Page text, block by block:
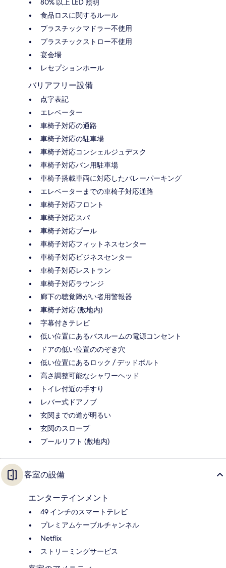
80% 以上 LED 照明
食品ロスに関するルール
プラスチックマドラー不使用
プラスチックストロー不使用
宴会場
レセプションホール
バリアフリー設備
点字表記
エレベーター
車椅子対応の通路
車椅子対応の駐車場
車椅子対応コンシェルジュデスク
車椅子対応バン用駐車場
車椅子搭載車両に対応したバレーパーキング
エレベーターまでの車椅子対応通路
車椅子対応フロント
車椅子対応スパ
車椅子対応プール
車椅子対応フィットネスセンター
車椅子対応ビジネスセンター
車椅子対応レストラン
車椅子対応ラウンジ
廊下の聴覚障がい者用警報器
車椅子対応 (敷地内)
字幕付きテレビ
低い位置にあるバスルームの電源コンセント
ドアの低い位置ののぞき穴
低い位置にあるロック / デッドボルト
高さ調整可能なシャワーヘッド
トイレ付近の手すり
レバー式ドアノブ
玄関までの道が明るい
玄関のスロープ
プールリフト (敷地内)
客室の設備
エンターテインメント
49 インチのスマートテレビ
プレミアムケーブルチャンネル
Netflix
ストリーミングサービス